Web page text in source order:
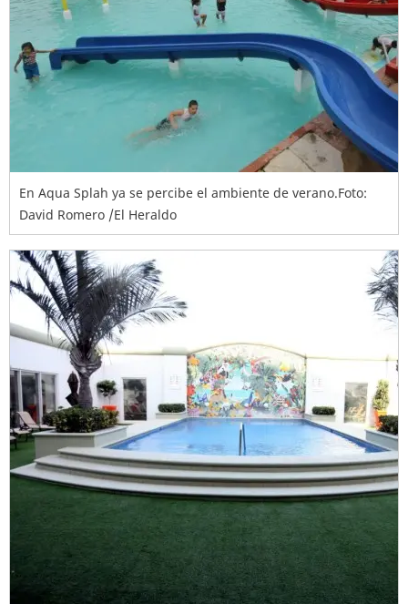
En Aqua Splah ya se percibe el ambiente de verano.Foto:
David Romero /El Heraldo